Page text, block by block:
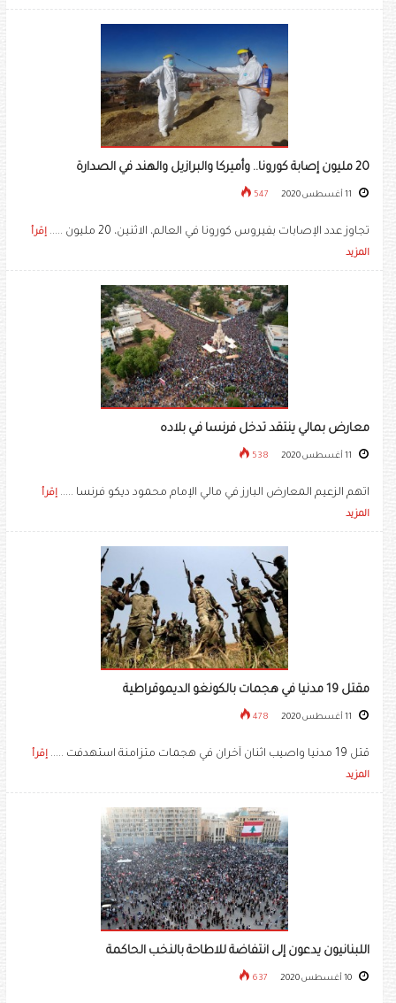
20 مليون إصابة كورونا.. وأميركا والبرازيل والهند في الصدارة
547
تجاوز عدد الإصابات بفيروس كورونا في العالم، الاثنين، 20 مليون .....
إقرأ
المزيد
معارض بمالي ينتقد تدخل فرنسا في بلاده
538
اتهم الزعيم المعارض البارز في مالي الإمام محمود ديكو فرنسا ..... إقرأ
المزيد
مقتل 19 مدنيا في هجمات بالكونغو الديموقراطية
478
قتل 19 مدنيا واصيب اثنان آخران في هجمات متزامنة استهدفت .....
إقرأ
المزيد
اللبنانيون يدعون إلى انتفاضة للاطاحة بالنخب الحاكمة
637